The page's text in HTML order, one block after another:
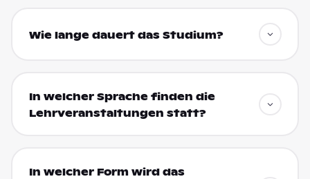
Wie lange dauert das Studium?
In welcher Sprache finden die
Lehrveranstaltungen statt?
In welcher Form wird das